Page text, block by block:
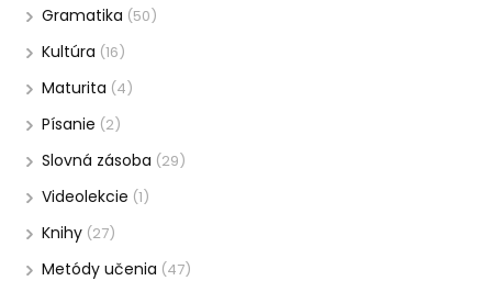
Gramatika (50)
Kultúra (16)
Maturita (4)
Písanie (2)
Slovná zásoba (29)
Videolekcie (1)
Knihy (27)
Metódy učenia (47)